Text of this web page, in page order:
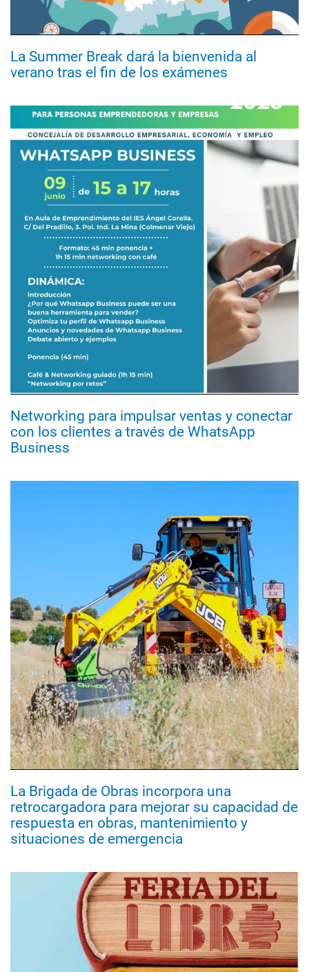
La Summer Break dará la bienvenida al
verano tras el fin de los exámenes
Networking para impulsar ventas y conectar
con los clientes a través de WhatsApp
Business
La Brigada de Obras incorpora una
retrocargadora para mejorar su capacidad de
respuesta en obras, mantenimiento y
situaciones de emergencia